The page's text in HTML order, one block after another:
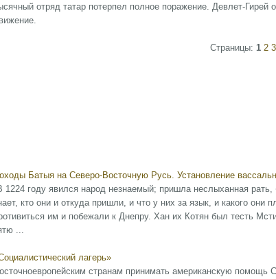
отряд татар потерпел полное поражение. Девлет-Гирей
Страницы: 1 2 3
Батыя на Северо-Восточную Русь. Установление
1224 году явился народ незнаемый; пришла неслыханная
кто они и откуда пришли, и что у них за язык, и какого
им и побежали к Днепру. Хан их Котян был тесть
...
лагерь»
странам принимать американскую помощь